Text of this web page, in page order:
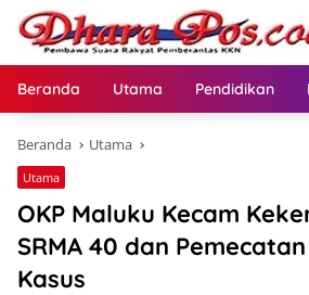
Langsung
konten
Beranda Utama Pendidikan
Beranda Utama
Utama
OKP Maluku Kecam
SRMA 40 dan
Kasus